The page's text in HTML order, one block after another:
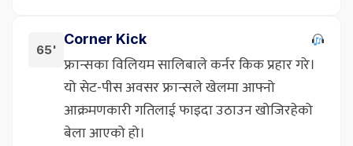
65'
Corner Kick
फ्रान्सका विलियम सालिबाले कर्नर किक प्रहार गरे।
यो सेट-पीस अवसर फ्रान्सले खेलमा आफ्नो
आक्रमणकारी गतिलाई फाइदा उठाउन खोजिरहेको
बेला आएको हो।